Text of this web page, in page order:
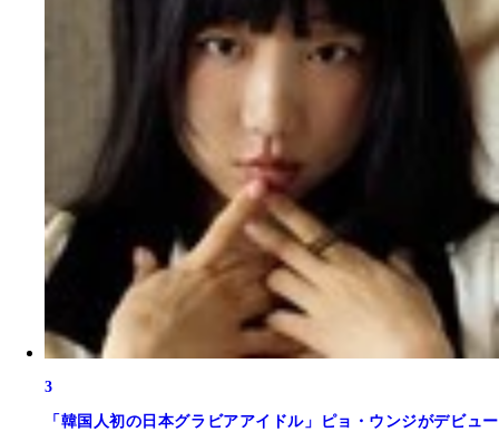
3
「韓国人初の日本グラビアアイドル」ピョ・ウンジがデビュー